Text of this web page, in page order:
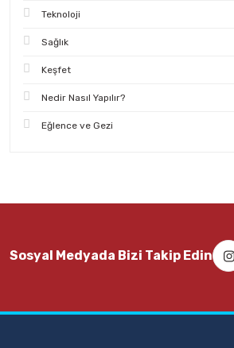
Teknoloji
Sağlık
Keşfet
Nedir Nasıl Yapılır?
Eğlence ve Gezi
Sosyal Medyada Bizi Takip Edin